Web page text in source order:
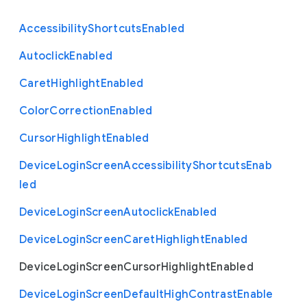
AccessibilityShortcutsEnabled
AutoclickEnabled
CaretHighlightEnabled
ColorCorrectionEnabled
CursorHighlightEnabled
DeviceLoginScreenAccessibilityShortcutsEnab
led
DeviceLoginScreenAutoclickEnabled
DeviceLoginScreenCaretHighlightEnabled
DeviceLoginScreenCursorHighlightEnabled
DeviceLoginScreenDefaultHighContrastEnable